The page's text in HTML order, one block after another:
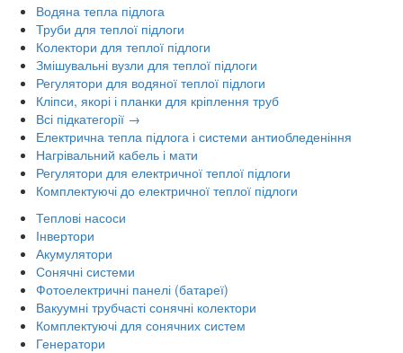
Водяна тепла підлога
Труби для теплої підлоги
Колектори для теплої підлоги
Змішувальні вузли для теплої підлоги
Регулятори для водяної теплої підлоги
Кліпси, якорі і планки для кріплення труб
Всі підкатегорії →
Електрична тепла підлога і системи антиобледеніння
Нагрівальний кабель і мати
Регулятори для електричної теплої підлоги
Комплектуючі до електричної теплої підлоги
Теплові насоси
Інвертори
Акумулятори
Сонячні системи
Фотоелектричні панелі (батареї)
Вакуумні трубчасті сонячні колектори
Комплектуючі для сонячних систем
Генератори